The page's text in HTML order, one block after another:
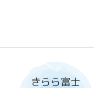
きらら富士